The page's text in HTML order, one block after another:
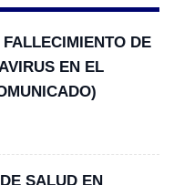
DE
EN EL
SALUD EN